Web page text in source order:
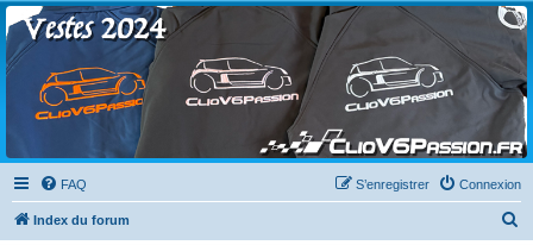
Clio V6 Passion
Le site français des passionnés de Clio V6
FAQ Connexion
S’enregistrer
Index du forum